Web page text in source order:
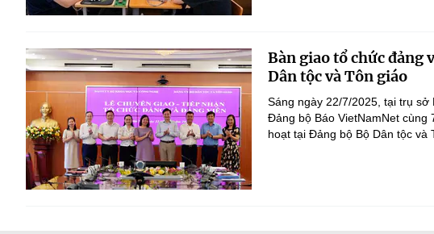
Bàn giao tổ chức đảng
Dân tộc và Tôn giáo
Sáng ngày 22/7/2025, tại trụ sở
Đảng bộ Báo VietNamNet cùng
hoạt tại Đảng bộ Bộ Dân tộc và